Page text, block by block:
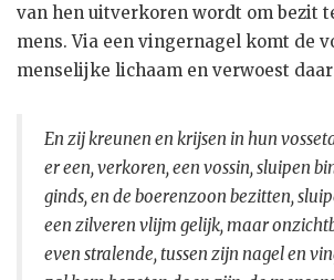
van hen uitverkoren wordt om bezit
mens. Via een vingernagel komt de
menselijke lichaam en verwoest
En zij kreunen en krijsen in hun
er een, verkoren, een vossin, sluipen
ginds, en de boerenzoon bezitten,
een zilveren vlijm gelijk, maar
even stralende, tussen zijn nagel en